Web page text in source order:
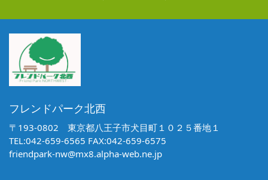
フレンドパーク北西
〒193-0802 東京都八王子市犬目町１０２５番地１
TEL:042-659-6565 FAX:042-659-6575
friendpark-nw@mx8.alpha-web.ne.jp